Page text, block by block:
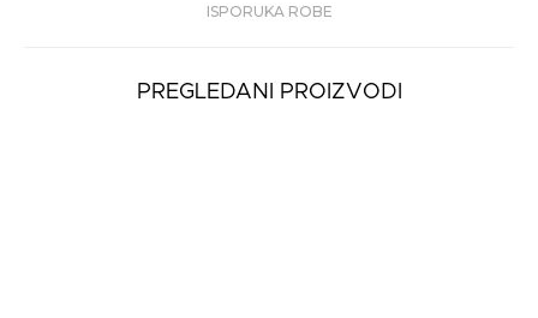
ISPORUKA ROBE
PREGLEDANI PROIZVODI